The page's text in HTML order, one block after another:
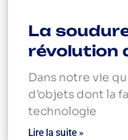
La
révolution
Dans notre vie
d’objets dont la
technologie
Lire la suite »